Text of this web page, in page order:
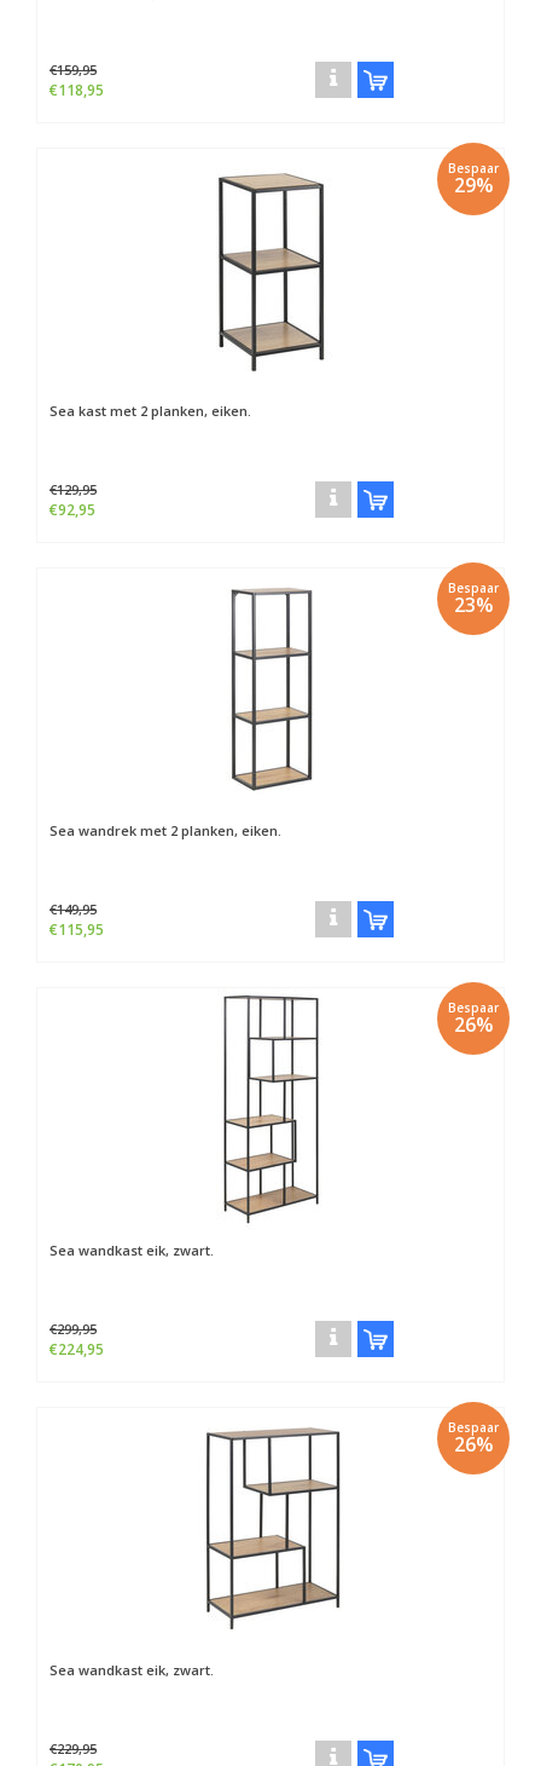
€159,95
€118,95
Bespaar
29%
Sea kast met 2 planken, eiken.
€129,95
€92,95
Bespaar
23%
Sea wandrek met 2 planken, eiken.
€149,95
€115,95
Bespaar
26%
Sea wandkast eik, zwart.
€299,95
€224,95
Bespaar
26%
Sea wandkast eik, zwart.
€229,95